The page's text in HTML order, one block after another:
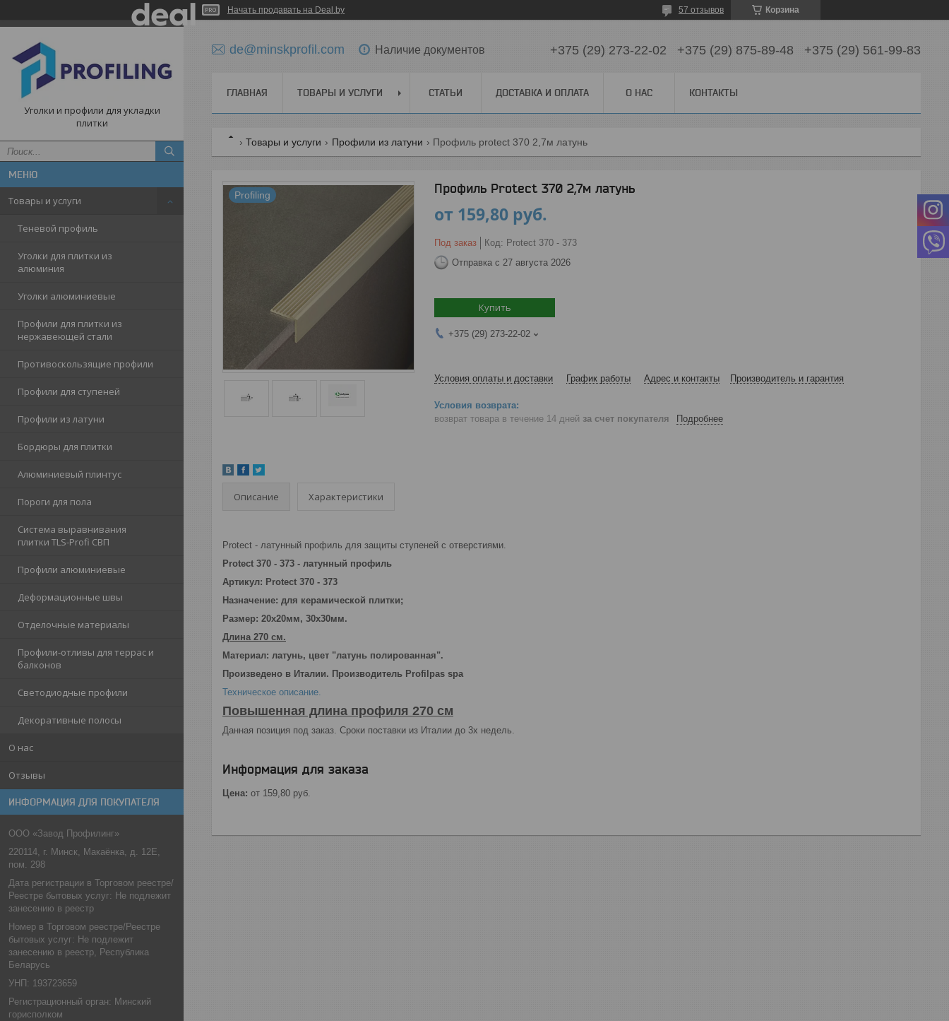
Начать продавать на Deal.by Корзина
57 отзывов
Уголки и профили для укладки
плитки
Товары и услуги
Теневой профиль
Уголки для плитки из
алюминия
Уголки алюминиевые
Профили для плитки из
нержавеющей стали
Противоскользящие профили
Профили для ступеней
Профили из латуни
Бордюры для плитки
Алюминиевый плинтус
Пороги для пола
Система выравнивания
плитки TLS-Profi СВП
Профили алюминиевые
Деформационные швы
Отделочные материалы
Профили-отливы для террас и
балконов
Светодиодные профили
Декоративные полосы
О нас
Отзывы
ИНФОРМАЦИЯ ДЛЯ ПОКУПАТЕЛЯ
ООО «Завод Профилинг»
220114, г. Минск, Макаёнка, д. 12Е,
пом. 298
Дата регистрации в Торговом реестре/
Реестре бытовых услуг: Не подлежит
занесению в реестр
Номер в Торговом реестре/Реестре
бытовых услуг: Не подлежит
занесению в реестр, Республика
Беларусь
УНП: 193723659
Регистрационный орган: Минский
горисполком
de@minskprofil.com Наличие документов +375 (29) 273-22-02 +375 (29) 875-89-48 +375 (29) 561-99-83
ГЛАВНАЯ ТОВАРЫ И УСЛУГИ СТАТЬИ ДОСТАВКА И ОПЛАТА О НАС КОНТАКТЫ
Товары и услуги Профили из латуни Профиль protect 370 2,7м латунь
Profiling Профиль Protect 370 2,7м латунь
от 159,80 руб.
Под заказ Код: Protect 370 - 373
Отправка с 27 августа 2026
Купить
+375 (29) 273-22-02
Условия оплаты и доставки График работы Адрес и контакты Производитель и гарантия
возврат товара в течение 14 дней за счет покупателя Подробнее
Описание Характеристики
Protect - латунный профиль для защиты ступеней с отверстиями.
Protect 370 - 373 - латунный профиль
Артикул: Protect 370 - 373
Назначение: для керамической плитки;
Размер: 20х20мм, 30х30мм.
Длина 270 см.
Материал: латунь, цвет "латунь полированная".
Произведено в Италии. Производитель Profilpas spa
Техническое описание.
Повышенная длина профиля 270 см
Данная позиция под заказ. Сроки поставки из Италии до 3х недель.
Информация для заказа
Цена: от 159,80 руб.